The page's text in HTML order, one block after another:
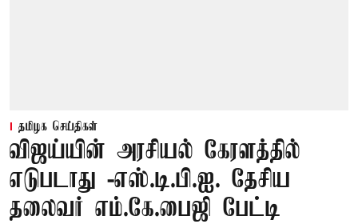
தமிழக செய்திகள்
விஜய்யின் அரசியல் கேரளத்தில்
எடுபடாது -எஸ்.டி.பி.ஐ. தேசிய
தலைவர் எம்.கே.பைஜி பேட்டி